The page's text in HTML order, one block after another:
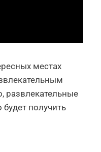
местах
развлекательные
получить